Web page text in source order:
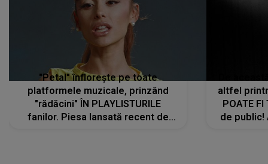
"Petal" înflorește pe toate
platformele muzicale, prinzând
"rădăcini" ÎN PLAYLISTURILE
fanilor. Piesa lansată recent de
altfel
POATE FI
de public!